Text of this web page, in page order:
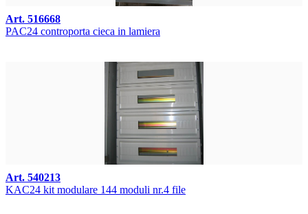
Art. 516668
PAC24 controporta cieca in lamiera
Art. 540213
KAC24 kit modulare 144 moduli nr.4 file